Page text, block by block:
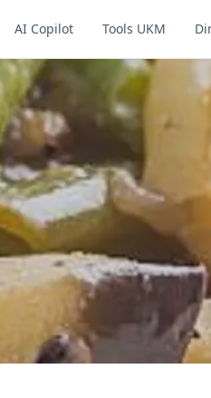
AI Copilot Tools UKM